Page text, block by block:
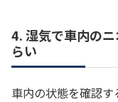
4. 湿気で車内の
らい
車内の状態を確認